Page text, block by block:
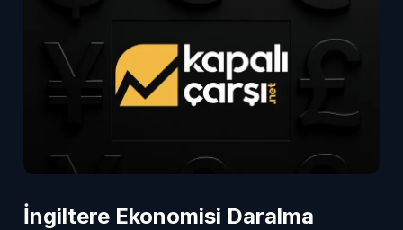
İngiltere Ekonomisi Daralma